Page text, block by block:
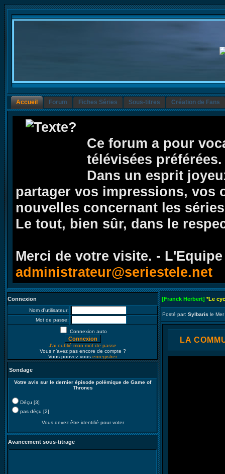
Accueil Forum Fiches Séries Sous-titres Création de Fans
Ce forum a pour
télévisées préférées.
Dans un esprit
partager vos impressions, vos
nouvelles concernant les
Le tout, bien sûr, dans le
Merci de votre visite. -
administrateur@seriestele.net
Connexion
Nom d'utilisateur:
Mot de passe:
Connexion auto
J'ai oublié mon mot de passe
Vous n'avez pas encore de compte ?
Vous pouvez vous enregistrer
Sondage
Votre avis sur le dernier épisode polémique de Game of
Thrones
Déçu [3]
pas déçu [2]
Vous devez être identifié pour voter
Avancement sous-titrage
[Franck Herbert] *Le
Posté par: Sylbaris le
LA